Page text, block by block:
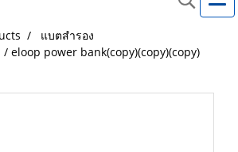
แบตสำรอง
/ eloop power bank(copy)(copy)(copy)